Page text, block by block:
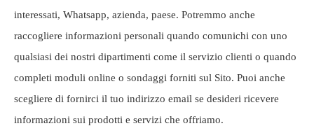
interessati, Whatsapp, azienda, paese. Potremmo anche
raccogliere informazioni personali quando comunichi con uno
qualsiasi dei nostri dipartimenti come il servizio clienti o quando
completi moduli online o sondaggi forniti sul Sito. Puoi anche
scegliere di fornirci il tuo indirizzo email se desideri ricevere
informazioni sui prodotti e servizi che offriamo.